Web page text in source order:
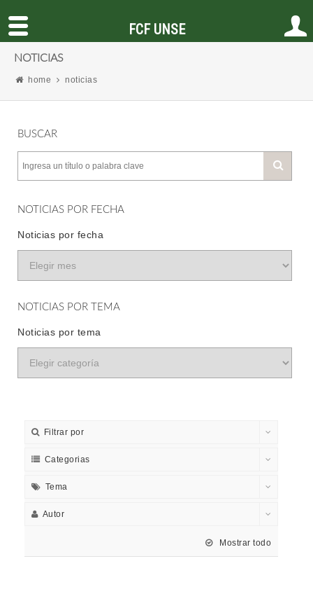
NOTICIAS
home noticias
BUSCAR
NOTICIAS POR FECHA
Noticias por fecha
NOTICIAS POR TEMA
Noticias por tema
Filtrar por
Categorias
Tema
Autor
Mostrar todo
FCF UNSE